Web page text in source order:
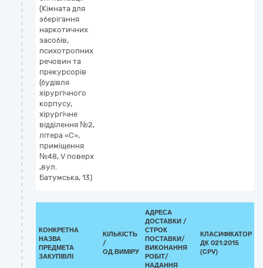
(Кімната для
зберігання
наркотичних
засобів,
психотропних
речовин та
прекурсорів
(будівля
хірургічного
корпусу,
хірургічне
відділення №2,
літера «С»,
приміщення
№48, V поверх
,вул.
Батумська, 13)
КОНКРЕТНА
НАЗВА
ПРЕДМЕТА
ЗАКУПІВЛІ
КІЛЬКІСТЬ
/
ОД.ВИМІРУ
АДРЕСА
ДОСТАВКИ /
СТРОК
ПОСТАВКИ/
ВИКОНАННЯ
РОБІТ/
НАДАННЯ
КЛАСИФІКАТОР
ДК 021:2015
(CPV)